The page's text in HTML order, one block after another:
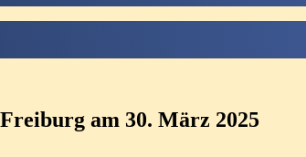
am 30. März 2025